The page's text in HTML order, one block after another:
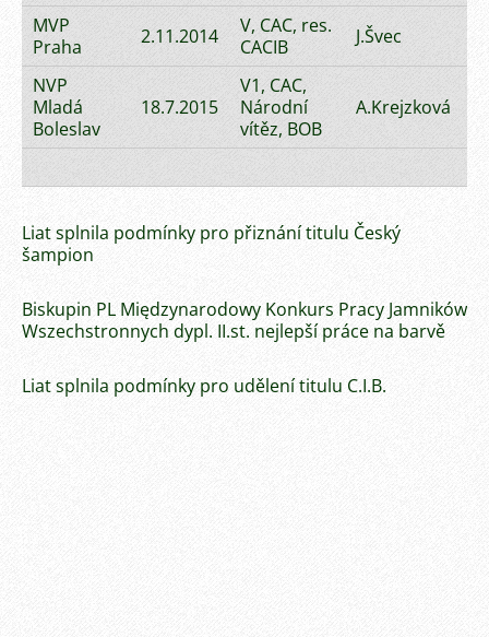
MVP
Praha
2.11.2014
V, CAC, res.
CACIB
J.Švec
NVP
Mladá
Boleslav
18.7.2015
V1, CAC,
Národní
vítěz, BOB
A.Krejzková
Liat splnila podmínky pro přiznání titulu Český
šampion
Biskupin PL Międzynarodowy Konkurs Pracy Jamników
Wszechstronnych dypl. II.st. nejlepší práce na barvě
Liat splnila podmínky pro udělení titulu C.I.B.